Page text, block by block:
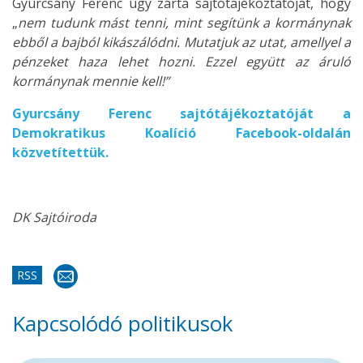
„nem tudunk mást tenni, mint segítünk a kormánynak
ebből a bajból kikászálódni. Mutatjuk az utat, amellyel a
pénzeket haza lehet hozni. Ezzel együtt az áruló
kormánynak mennie kell!”
Gyurcsány Ferenc sajtótájékoztatóját a
Demokratikus Koalíció Facebook-oldalán
közvetítettük.
DK Sajtóiroda
RSS
Kapcsolódó politikusok